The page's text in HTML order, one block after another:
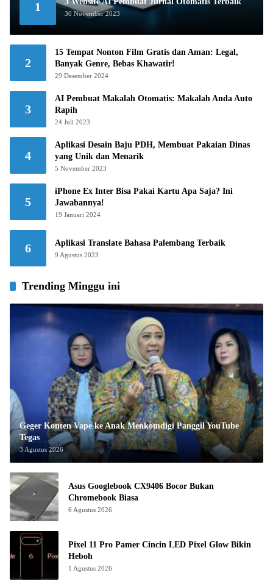
1
30 November 2023
2
15 Tempat Nonton Film Gratis dan Aman: Legal,
Banyak Genre, Bebas Khawatir!
29 Desember 2024
3
AI Pembuat Makalah Otomatis: Makalah Anda Auto
Rapih
24 Juli 2023
4
Aplikasi Desain Baju PDH, Membuat Pakaian Dinas
yang Unik dan Menarik
5 November 2023
5
iPhone Ex Inter Bisa Pakai Kartu Apa Saja? Ini
Jawabannya!
19 Januari 2024
6 Aplikasi Translate Bahasa Palembang Terbaik
9 Agustus 2023
Trending Minggu ini
Geger Konten Vape ke Anak Menkomdigi Panggil YouTube
Tegas
3 Agustus 2026
Asus Googlebook CX9406 Bocor Bukan
Chromebook Biasa
6 Agustus 2026
Pixel 11 Pro Pamer Cincin LED Pixel Glow Bikin
Heboh
1 Agustus 2026